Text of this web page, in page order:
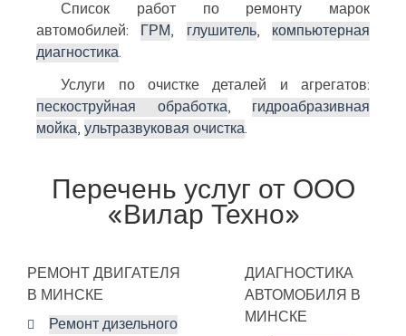
Список работ по ремонту марок
автомобилей: ГРМ, глушитель, компьютерная
диагностика.
Услуги по очистке деталей и агрегатов:
пескоструйная обработка, гидроабразивная
мойка, ультразвуковая очистка.
Перечень услуг от ООО
«Вилар Техно»
РЕМОНТ ДВИГАТЕЛЯ
В МИНСКЕ
Ремонт дизельного
ДИАГНОСТИКА
АВТОМОБИЛЯ В
МИНСКЕ